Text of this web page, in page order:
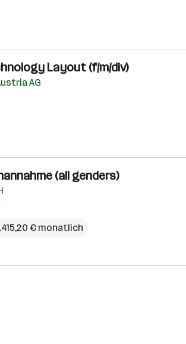
Layout (f/m/div)
AG
(all genders)
€ monatlich